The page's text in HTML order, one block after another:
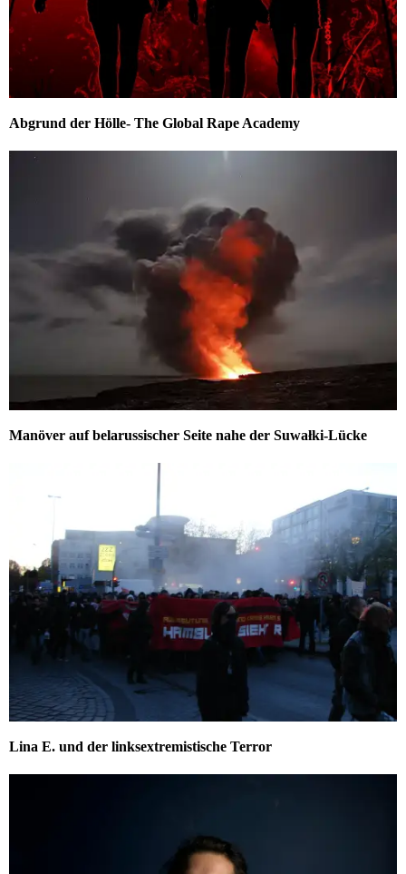
Abgrund der Hölle- The Global Rape Academy
Manöver auf belarussischer Seite nahe der Suwałki-Lücke
Lina E. und der linksextremistische Terror